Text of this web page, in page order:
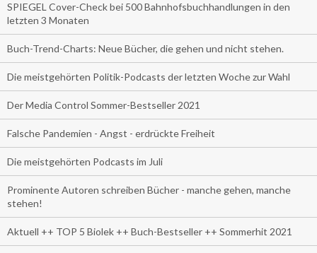
SPIEGEL Cover-Check bei 500 Bahnhofsbuchhandlungen in den
letzten 3 Monaten
Buch-Trend-Charts: Neue Bücher, die gehen und nicht stehen.
Die meistgehörten Politik-Podcasts der letzten Woche zur Wahl
Der Media Control Sommer-Bestseller 2021
Falsche Pandemien - Angst - erdrückte Freiheit
Die meistgehörten Podcasts im Juli
Prominente Autoren schreiben Bücher - manche gehen, manche
stehen!
Aktuell ++ TOP 5 Biolek ++ Buch-Bestseller ++ Sommerhit 2021